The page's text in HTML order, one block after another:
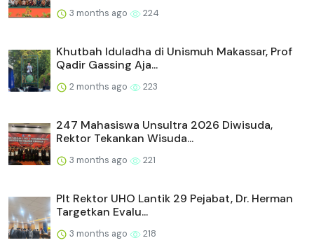
3 months ago 224
Khutbah Iduladha di Unismuh Makassar, Prof
Qadir Gassing Aja...
2 months ago 223
247 Mahasiswa Unsultra 2026 Diwisuda,
Rektor Tekankan Wisuda...
3 months ago 221
Plt Rektor UHO Lantik 29 Pejabat, Dr. Herman
Targetkan Evalu...
3 months ago 218